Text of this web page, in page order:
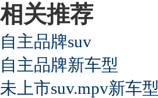
相关推荐
自主品牌suv
自主品牌新车型
未上市suv.mpv新车型